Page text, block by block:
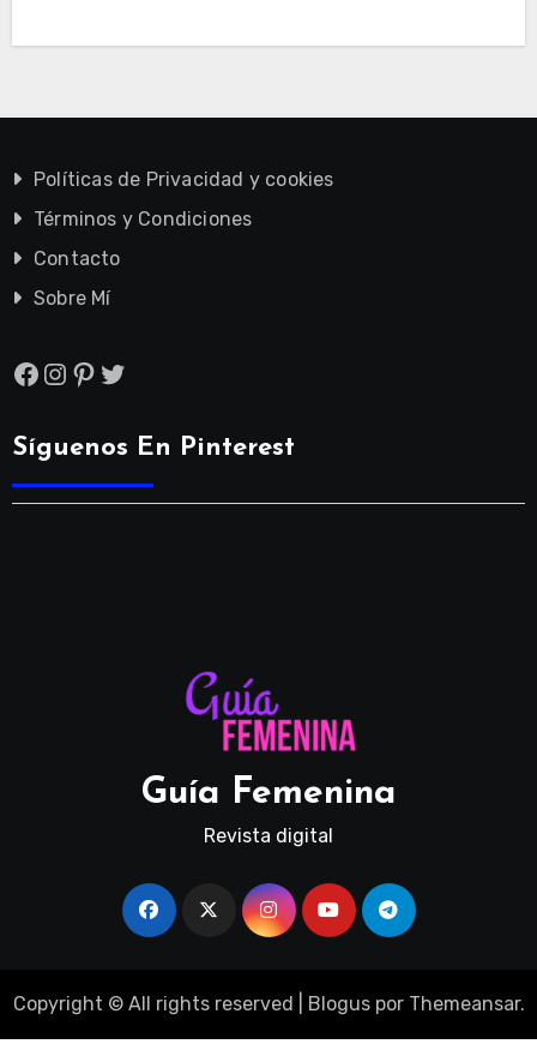
Políticas de Privacidad y cookies
Términos y Condiciones
Contacto
Sobre Mí
Facebook
Instagram
Pinterest
Twitter
Síguenos En Pinterest
Guía Femenina
Revista digital
Copyright © All rights reserved Bloguspor Themeansar.